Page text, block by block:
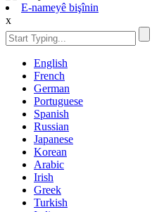
E-nameyê bişînin
x
English
French
German
Portuguese
Spanish
Russian
Japanese
Korean
Arabic
Irish
Greek
Turkish